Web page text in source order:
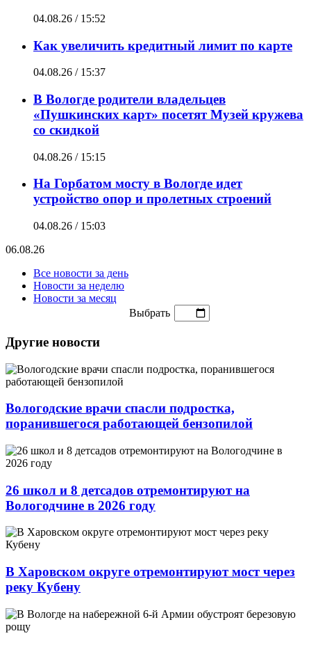
04.08.26 / 15:52
Как увеличить кредитный лимит по карте
04.08.26 / 15:37
В Вологде родители владельцев
«Пушкинских карт» посетят Музей кружева
со скидкой
04.08.26 / 15:15
На Горбатом мосту в Вологде идет
устройство опор и пролетных строений
04.08.26 / 15:03
06.08.26
Все новости за день
Новости за неделю
Новости за месяц
Выбрать
Другие новости
Вологодские врачи спасли подростка,
поранившегося работающей бензопилой
26 школ и 8 детсадов отремонтируют на
Вологодчине в 2026 году
В Харовском округе отремонтируют мост через
реку Кубену